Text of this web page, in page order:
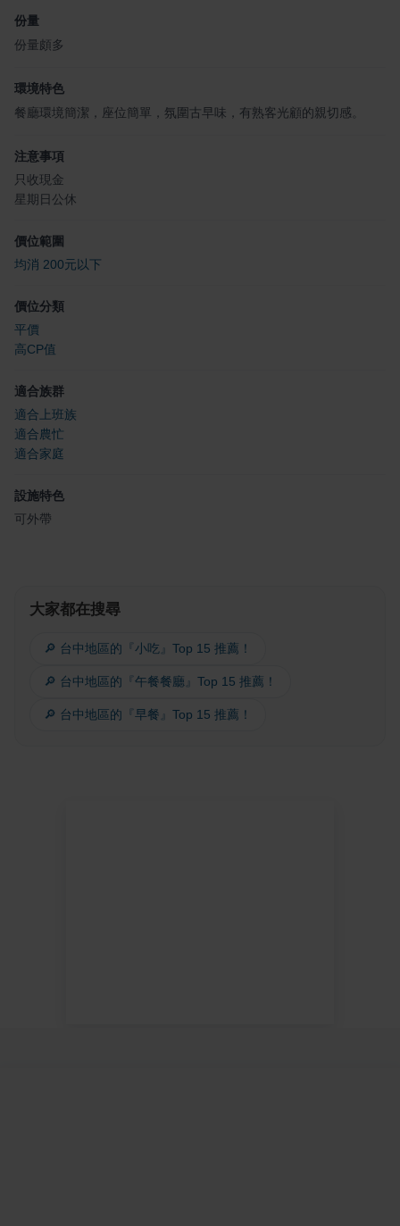
份量
份量頗多
環境特色
餐廳環境簡潔，座位簡單，氛圍古早味，有熟客光顧的親切感。
注意事項
只收現金
星期日公休
價位範圍
均消 200元以下
價位分類
平價
高CP值
適合族群
適合上班族
適合農忙
適合家庭
設施特色
可外帶
大家都在搜尋
🔎 台中地區的『小吃』Top 15 推薦！
🔎 台中地區的『午餐餐廳』Top 15 推薦！
🔎 台中地區的『早餐』Top 15 推薦！